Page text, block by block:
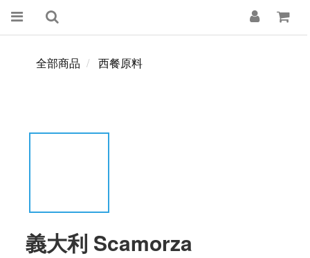
全部商品 西餐原料
義大利 Scamorza